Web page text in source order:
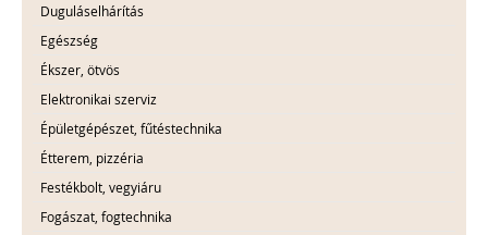
Duguláselhárítás
Egészség
Ékszer, ötvös
Elektronikai szerviz
Épületgépészet, fűtéstechnika
Étterem, pizzéria
Festékbolt, vegyiáru
Fogászat, fogtechnika